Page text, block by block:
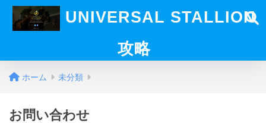
UNIVERSAL STALLION
攻略
ホーム 未分類
お問い合わせ